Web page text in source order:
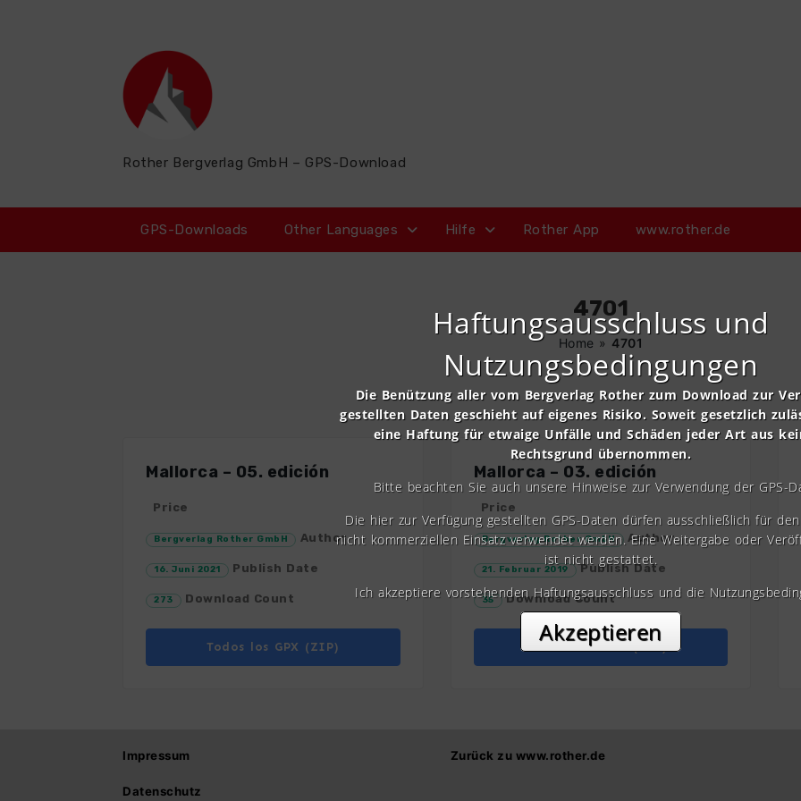
Rother Bergverlag GmbH – GPS-Download
GPS-Downloads Other Languages Hilfe Rother App www.rother.de
4701
Home » 4701
Mallorca – 05. edición
Price
Bergverlag Rother GmbH Author
16. Juni 2021 Publish Date
273 Download Count
Todos los GPX (ZIP)
Mallorca – 03. edición
Price
Bergverlag Rother GmbH Author
21. Februar 2019 Publish Date
35 Download Count
Todos los GPX (ZIP)
Impressum
Datenschutz
Zurück zu www.rother.de
Haftungsausschluss und
Nutzungsbedingungen
Die Benützung aller vom Bergverlag Rother zum Download zur
gestellten Daten geschieht auf eigenes Risiko. Soweit gesetzlich
eine Haftung für etwaige Unfälle und Schäden jeder Art aus
Rechtsgrund übernommen.
Bitte beachten Sie auch unsere Hinweise zur Verwendung der GPS-
Die hier zur Verfügung gestellten GPS-Daten dürfen ausschließlich für
nicht kommerziellen Einsatz verwendet werden. Eine Weitergabe oder
ist nicht gestattet.
Ich akzeptiere vorstehenden Haftungsausschluss und die
Akzeptieren